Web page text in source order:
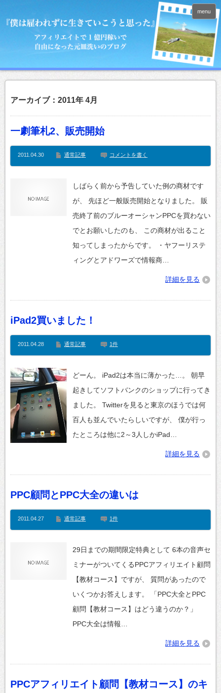
menu
アーカイブ：2011年 4月
一劇筆札2、販売開始
2011.04.30 通常記事 コメントを書く
しばらく前から予告していた例の商材です
が、 先ほど一般販売開始となりました。 販
売終了前のブルーオーシャンPPCを買わない
でとお願いしたのも、 この商材が出ること
知ってしまったからです。 ・ヤフーリステ
ィングとアドワーズで情報商…
詳細を見る
iPad2買いました！
2011.04.28 通常記事 1件
どーん。 iPad2は本当に薄かった…。 朝早
起きしてソフトバンクのショップに行ってき
ました。 Twitterを見ると東京のほうでは何
百人も並んでいたらしいですが、 僕が行っ
たところは他に2～3人しかiPad…
詳細を見る
PPC顧問とPPC大全の違いは
2011.04.27 通常記事 1件
29日までの期間限定特典として 6本の音声セ
ミナーがついてくるPPCアフィリエイト顧問
【教材コース】ですが、 質問があったので
いくつかお答えします。 「PPC大全とPPC
顧問【教材コース】はどう違うのか？」
PPC大全は情報…
詳細を見る
PPCアフィリエイト顧問【教材コース】のキ